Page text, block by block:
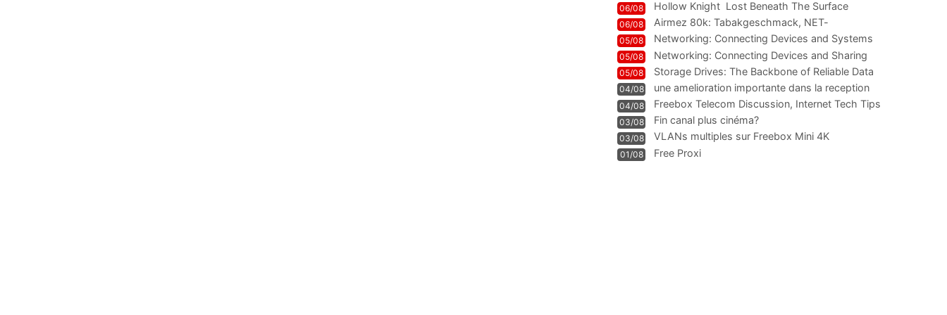
06/08 Hollow Knight  Lost Beneath The Surface
06/08
Airmez 80k: Tabakgeschmack, NET-
Technologie und Leistung im
05/08 Networking: Connecting Devices and Systems
05/08
Networking: Connecting Devices and Sharing
Information
05/08
Storage Drives: The Backbone of Reliable Data
Management
04/08
une amelioration importante dans la reception
WIFI
04/08
Freebox Telecom Discussion, Internet Tech Tips
Communi
03/08 Fin canal plus cinéma?
03/08 VLANs multiples sur Freebox Mini 4K
01/08 Free Proxi